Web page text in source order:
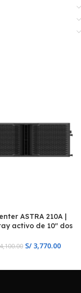
ASTRA 210A |
activo de 10″ dos
S/3,770.00